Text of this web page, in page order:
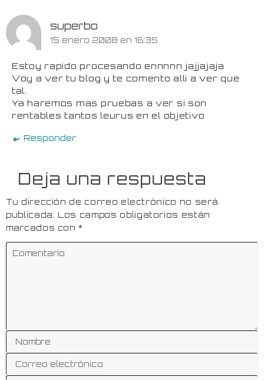
superbo
15 enero 2008 en 16:35
Estoy rapido procesando ennnnn jajjajaja
Voy a ver tu blog y te comento alli a ver que
tal.
Ya haremos mas pruebas a ver si son
rentables tantos leurus en el objetivo
Responder
Deja una respuesta
Tu dirección de correo electrónico no será
publicada.
Los campos obligatorios están
marcados con*